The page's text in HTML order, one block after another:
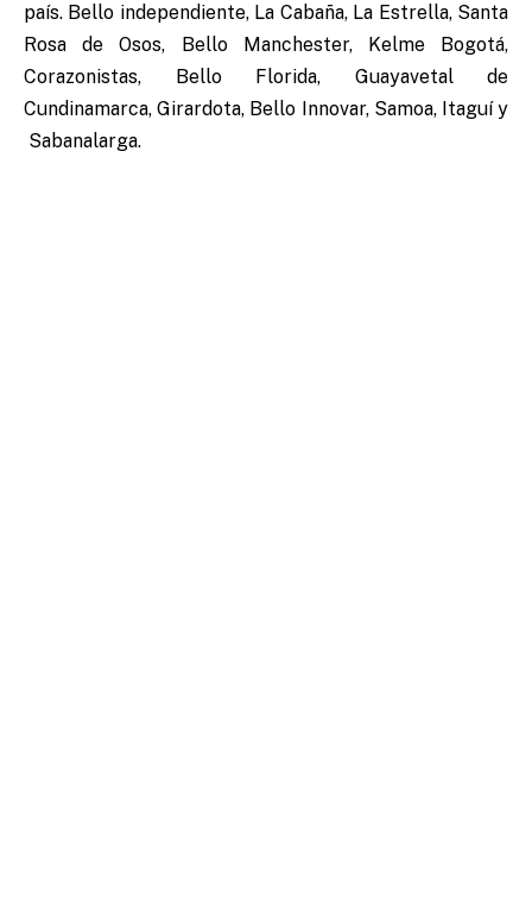
país. Bello independiente, La Cabaña, La Estrella, Santa
Rosa de Osos, Bello Manchester, Kelme Bogotá,
Corazonistas, Bello Florida, Guayavetal de
Cundinamarca, Girardota, Bello Innovar, Samoa, Itaguí y
Sabanalarga.